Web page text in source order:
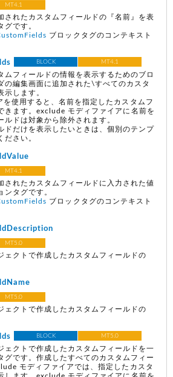
MT4.1
されたカスタムフィールドの『名前』を表
グです。
ブロックタグのコンテキスト
BLOCK MT4.1
ムフィールドの情報を表示するためのブロ
の編集画面に追加された\すべてのカスタ
示します。
使用すると、名前を指定したカスタムフ
きます。exclude モディファイアに名前を
ドは対象から除外されます。
ドだけを表示したいときは、個別のテンプ
ださい。
MT4.1
されたカスタムフィールドに入力された値
ンタグです。
ブロックタグのコンテキスト
MT5.0
ェクトで作成したカスタムフィールドの
MT5.0
ェクトで作成したカスタムフィールドの
BLOCK MT5.0
ェクトで作成したカスタムフィールドを一
グです。作成したすべてのカスタムフィー
モディファイアでは、指定したカスタ